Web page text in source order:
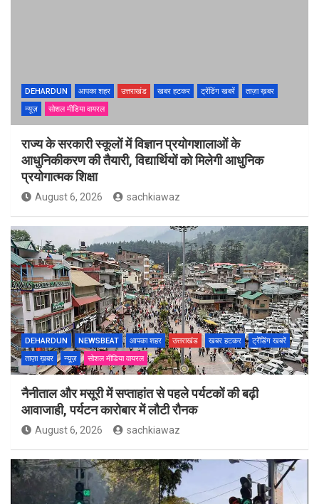
DEHARDUN आपका शहर उत्तराखंड खबर हटकर ट्रेंडिंग खबरें
ताज़ा ख़बर
न्यूज़
सोशल मीडिया वायरल
राज्य के सरकारी स्कूलों में विज्ञान प्रयोगशालाओं के
आधुनिकीकरण की तैयारी, विद्यार्थियों को मिलेगी आधुनिक
प्रयोगात्मक शिक्षा
August 6, 2026 sachkiawaz
DEHARDUN NEWSBEAT आपका शहर उत्तराखंड खबर हटकर
ट्रेंडिंग खबरें
ताज़ा ख़बर
न्यूज़ सोशल मीडिया वायरल
नैनीताल और मसूरी में सप्ताहांत से पहले पर्यटकों की बढ़ी
आवाजाही, पर्यटन कारोबार में लौटी रौनक
August 6, 2026 sachkiawaz